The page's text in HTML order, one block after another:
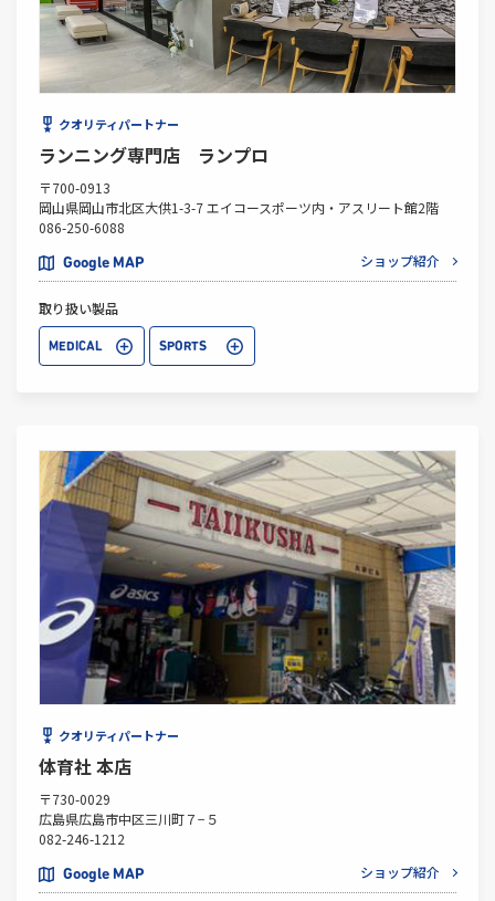
クオリティパートナー
ランニング専門店 ランプロ
〒700-0913
岡山県岡山市北区大供1-3-7 エイコースポーツ内・アスリート館2階
086-250-6088
Google MAP ショップ紹介
取り扱い製品
MEDICAL SPORTS
クオリティパートナー
体育社 本店
〒730-0029
広島県広島市中区三川町７−５
082-246-1212
Google MAP ショップ紹介